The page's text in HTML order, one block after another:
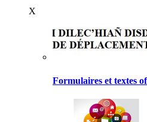
X
Formulaires et textes